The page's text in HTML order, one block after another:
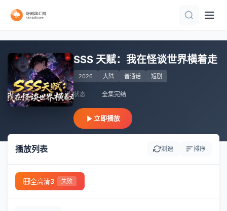
SSS 天赋：我在怪谈世界横着走
2026 大陆 普通话 短剧
状态 全集完结
立即播放
播放列表 测速 排序
全高清3 失败
全集完结
第86集完结
完结
全集完结
更新全集
全集完结
全集完结
完结
完结
全集完结